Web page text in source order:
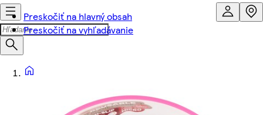
Preskočiť na hlavný obsah
Preskočiť na vyhľadávanie